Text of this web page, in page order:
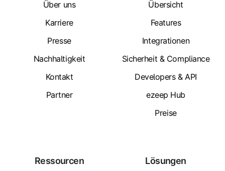
Über uns
Karriere
Presse
Nachhaltigkeit
Kontakt
Partner
Übersicht
Features
Integrationen
Sicherheit & Compliance
Developers & API
ezeep Hub
Preise
Ressourcen Lösungen